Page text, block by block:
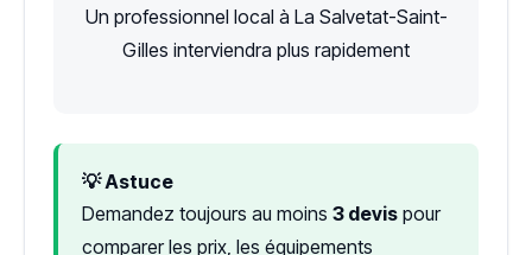
Un professionnel local à La Salvetat-Saint-
Gilles interviendra plus rapidement
💡 Astuce
Demandez toujours au moins 3 devis pour
comparer les prix, les équipements